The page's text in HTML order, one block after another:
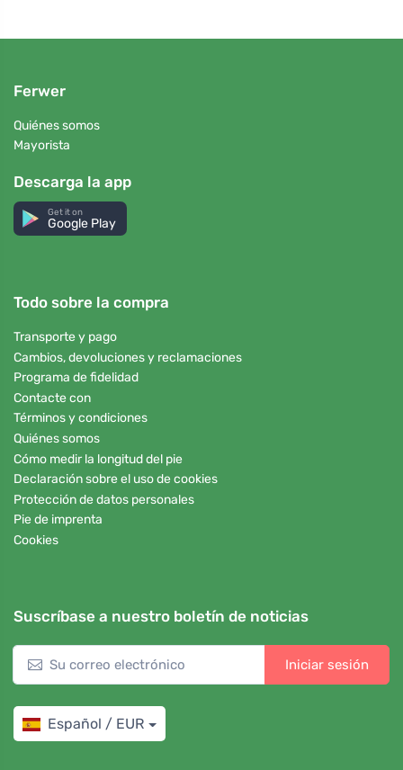
Ferwer
Quiénes somos
Mayorista
Descarga la app
Get it on
Google Play
Todo sobre la compra
Transporte y pago
Cambios, devoluciones y reclamaciones
Programa de fidelidad
Contacte con
Términos y condiciones
Quiénes somos
Cómo medir la longitud del pie
Declaración sobre el uso de cookies
Protección de datos personales
Pie de imprenta
Cookies
Suscríbase a nuestro boletín de noticias
Iniciar sesión
Español / EUR